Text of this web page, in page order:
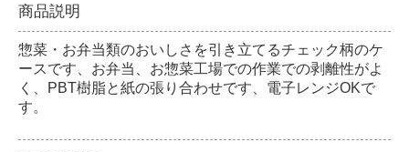
商品説明
惣菜・お弁当類のおいしさを引き立てるチェック柄のケ
ースです、お弁当、お惣菜工場での作業での剥離性がよ
く、PBT樹脂と紙の張り合わせです、電子レンジOKで
す。